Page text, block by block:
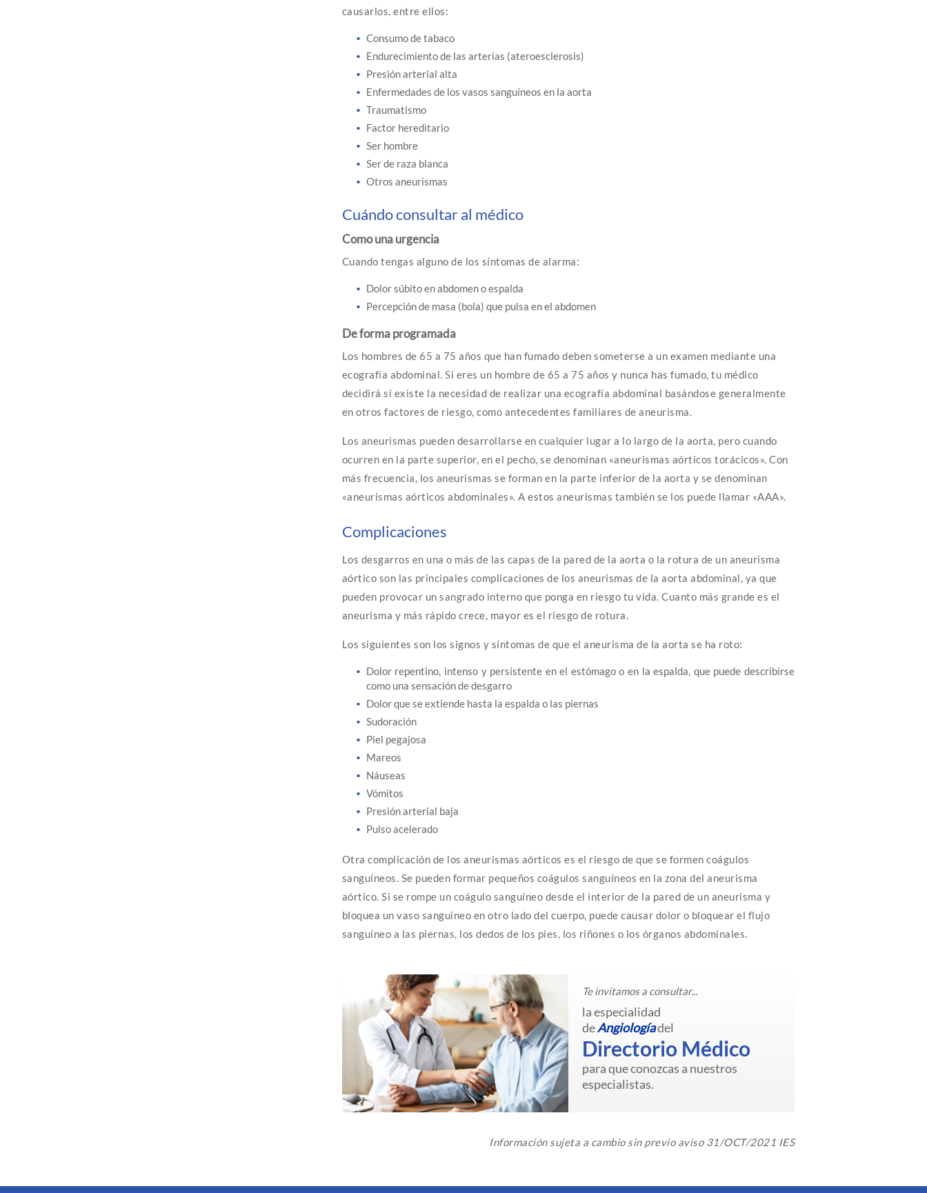
causarlos, entre ellos:
Consumo de tabaco
Endurecimiento de las arterias (ateroesclerosis)
Presión arterial alta
Enfermedades de los vasos sanguíneos en la aorta
Traumatismo
Factor hereditario
Ser hombre
Ser de raza blanca
Otros aneurismas
Cuándo consultar al médico
Como una urgencia
Cuando tengas alguno de los síntomas de alarma:
Dolor súbito en abdomen o espalda
Percepción de masa (bola) que pulsa en el abdomen
De forma programada
Los hombres de 65 a 75 años que han fumado deben someterse a un examen mediante una
ecografía abdominal. Si eres un hombre de 65 a 75 años y nunca has fumado, tu médico
decidirá si existe la necesidad de realizar una ecografía abdominal basándose generalmente
en otros factores de riesgo, como antecedentes familiares de aneurisma.
Los aneurismas pueden desarrollarse en cualquier lugar a lo largo de la aorta, pero cuando
ocurren en la parte superior, en el pecho, se denominan «aneurismas aórticos torácicos». Con
más frecuencia, los aneurismas se forman en la parte inferior de la aorta y se denominan
«aneurismas aórticos abdominales». A estos aneurismas también se los puede llamar «AAA».
Complicaciones
Los desgarros en una o más de las capas de la pared de la aorta o la rotura de un aneurisma
aórtico son las principales complicaciones de los aneurismas de la aorta abdominal, ya que
pueden provocar un sangrado interno que ponga en riesgo tu vida. Cuanto más grande es el
aneurisma y más rápido crece, mayor es el riesgo de rotura.
Los siguientes son los signos y síntomas de que el aneurisma de la aorta se ha roto:
Dolor repentino, intenso y persistente en el estómago o en la espalda, que puede describirse
como una sensación de desgarro
Dolor que se extiende hasta la espalda o las piernas
Sudoración
Piel pegajosa
Mareos
Náuseas
Vómitos
Presión arterial baja
Pulso acelerado
Otra complicación de los aneurismas aórticos es el riesgo de que se formen coágulos
sanguíneos. Se pueden formar pequeños coágulos sanguíneos en la zona del aneurisma
aórtico. Si se rompe un coágulo sanguíneo desde el interior de la pared de un aneurisma y
bloquea un vaso sanguíneo en otro lado del cuerpo, puede causar dolor o bloquear el flujo
sanguíneo a las piernas, los dedos de los pies, los riñones o los órganos abdominales.
Te invitamos a consultar...
la especialidad
deAngiologíadel
Directorio Médico
para que conozcas a nuestros
especialistas.
Información sujeta a cambio sin previo aviso 31/OCT/2021 IES